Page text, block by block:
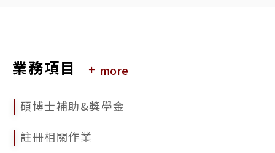
2026/02/09
2025/11/25
業務項目 more
碩博士補助&獎學金
註冊相關作業